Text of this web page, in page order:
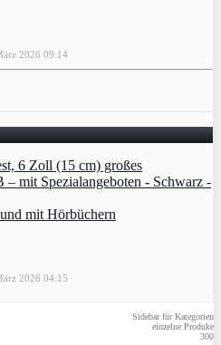
2026 09:14
mit Hörbüchern
2026 04:15
Sidebar für Kategorien
einzelne Produke
300